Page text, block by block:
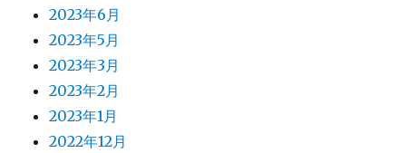
2023年6月
2023年5月
2023年3月
2023年2月
2023年1月
2022年12月